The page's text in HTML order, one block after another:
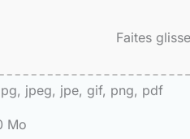
Faites
jpeg, jpe, gif, png, pdf
Mo